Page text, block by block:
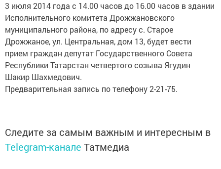
3 июля 2014 года с 14.00 часов до 16.00 часов в здании
Исполнительного комитета Дрожжановского
муниципального района, по адресу с. Старое
Дрожжаное, ул. Центральная, дом 13, будет вести
прием граждан депутат Государственного Совета
Республики Татарстан четвертого созыва Ягудин
Шакир Шахмедович.
Предварительная запись по телефону 2-21-75.
Следите за самым важным и интересным в
Telegram-канале Татмедиа